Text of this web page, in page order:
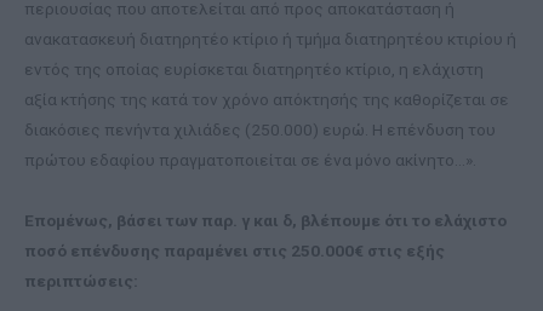
περιουσίας που αποτελείται από προς αποκατάσταση ή
ανακατασκευή διατηρητέο κτίριο ή τμήμα διατηρητέου κτιρίου ή
εντός της οποίας ευρίσκεται διατηρητέο κτίριο, η ελάχιστη
αξία κτήσης της κατά τον χρόνο απόκτησής της καθορίζεται σε
διακόσιες πενήντα χιλιάδες (250.000) ευρώ. Η επένδυση του
πρώτου εδαφίου πραγματοποιείται σε ένα μόνο ακίνητο…».
Επομένως, βάσει των παρ. γ και δ, βλέπουμε ότι το ελάχιστο
ποσό επένδυσης παραμένει στις 250.000€ στις εξής
περιπτώσεις: